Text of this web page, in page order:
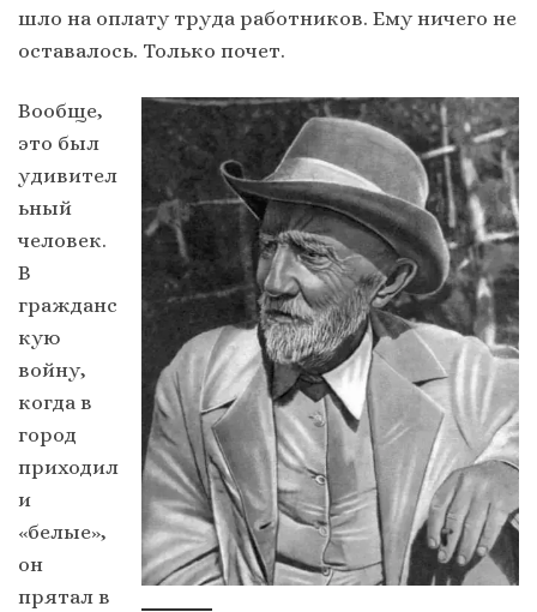
шло на оплату труда работников. Ему ничего не
оставалось. Только почет.
Вообще,
это был
удивител
ьный
человек.
В
гражданс
кую
войну,
когда в
город
приходил
и
«белые»,
он
прятал в